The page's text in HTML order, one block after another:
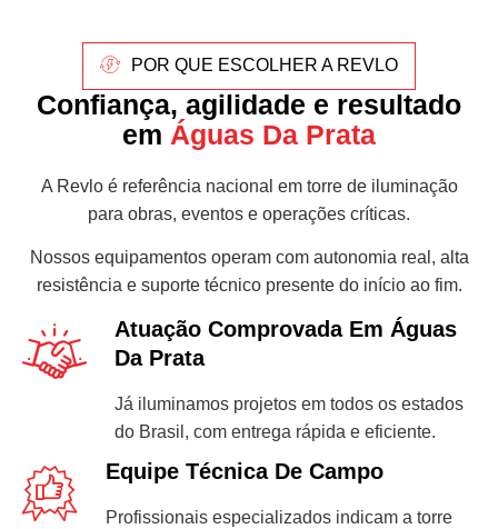
POR QUE ESCOLHER A REVLO
Confiança, agilidade e resultado
em Águas Da Prata
A Revlo é referência nacional em torre de iluminação
para obras, eventos e operações críticas.
Nossos equipamentos operam com autonomia real, alta
resistência e suporte técnico presente do início ao fim.
Atuação Comprovada Em Águas
Da Prata
Já iluminamos projetos em todos os estados
do Brasil, com entrega rápida e eficiente.
Equipe Técnica De Campo
Profissionais especializados indicam a torre